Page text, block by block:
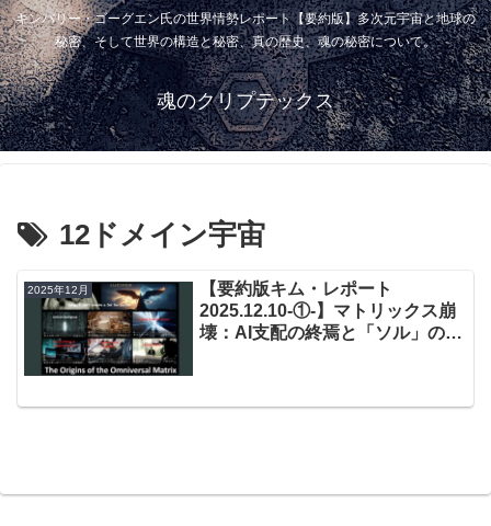
キンバリー・ゴーグエン氏の世界情勢レポート【要約版】多次元宇宙と地球の
秘密、そして世界の構造と秘密、真の歴史、魂の秘密について。
魂のクリプテックス
12ドメイン宇宙
2025年12月
【要約版キム・レポート
2025.12.10-①-】マトリックス崩
壊：AI支配の終焉と「ソル」の奪